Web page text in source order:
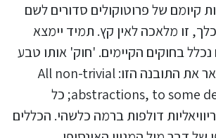
קיומם של פרוטוקולים סדורים לשם
זו מלאכה לאין קץ. תמיד יימצא
בחוקים הקיימים. 'חוק' אותו טבע
יואל ספולסקי מתאר את התובנה הזו: All non-trivial
abstractions, to some degree, are leaky; כל
דולפות ברמה כלשהי. הכללים